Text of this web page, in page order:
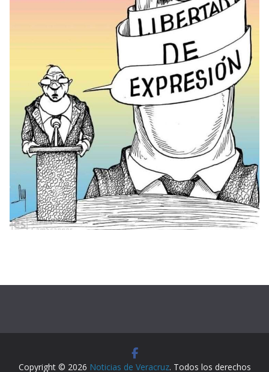
Copyright © 2026 Noticias de Veracruz. Todos los derechos